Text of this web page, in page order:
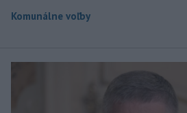
Komunálne voľby